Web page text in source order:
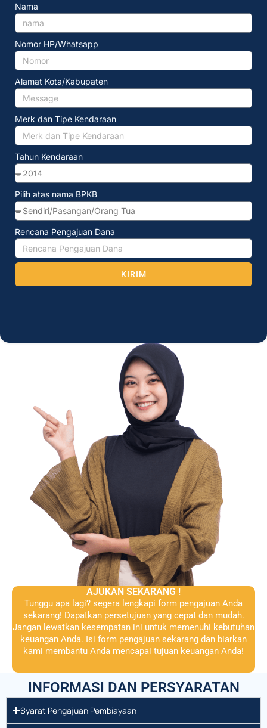
Nama
Nomor HP/Whatsapp
Alamat Kota/Kabupaten
Merk dan Tipe Kendaraan
Tahun Kendaraan
Pilih atas nama BPKB
Rencana Pengajuan Dana
KIRIM
AJUKAN SEKARANG !
Tunggu apa lagi? segera lengkapi form pengajuan Anda
sekarang! Dapatkan persetujuan yang cepat dan mudah.
Jangan lewatkan kesempatan ini untuk memenuhi kebutuhan
keuangan Anda. Isi form pengajuan sekarang dan biarkan
kami membantu Anda mencapai tujuan keuangan Anda!
INFORMASI DAN PERSYARATAN
Syarat Pengajuan Pembiayaan